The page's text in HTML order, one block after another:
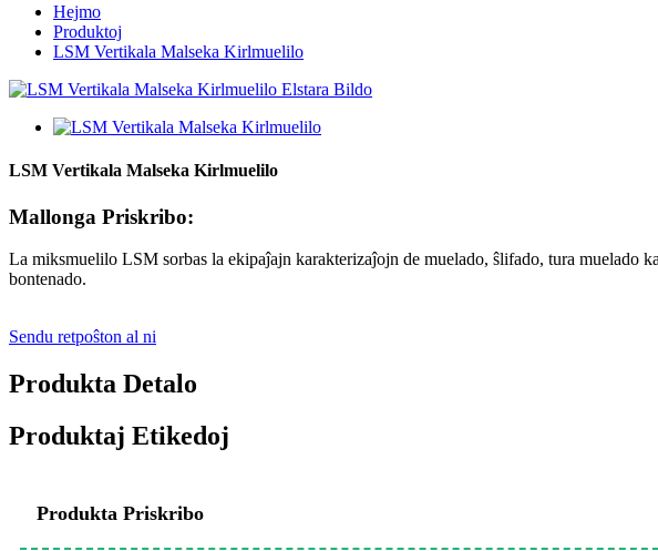
Hejmo
Produktoj
LSM Vertikala Malseka Kirlmuelilo
LSM Vertikala Malseka Kirlmuelilo
Mallonga Priskribo:
La miksmuelilo LSM sorbas la ekipaĵajn karakterizaĵojn de muelado, ŝlifado, tura muelado
bontenado.
Sendu retpoŝton al ni
Produkta Detalo
Produktaj Etikedoj
Produkta Priskribo